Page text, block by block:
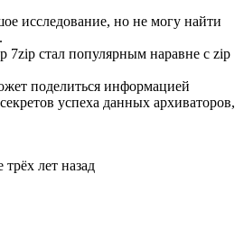
исследование, но не могу найти
7zip стал популярным наравне с zip
поделиться информацией
успеха данных архиваторов,
трёх лет назад